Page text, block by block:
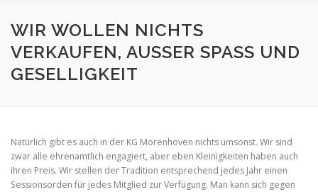
STARTSEITE DER VEREIN VERANSTALTUNGEN
UNSER BLOG BILDERGALERIEN
WIR WOLLEN NICHTS
VERKAUFEN, AUSSER SPASS UND GE
SELLIGKEIT
Natürlich gibt es auch in der KG Morenhoven nichts umsonst. Wir sind
zwar alle ehrenamtlich engagiert, aber eben Kleinigkeiten haben auch
ihren Preis. Wir stellen der Tradition entsprechend jedes Jahr einen
Sessionsorden für jedes Mitglied zur Verfügung. Man kann sich gegen